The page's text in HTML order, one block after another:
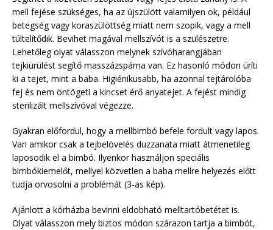
mell fejése szükséges, ha az újszülött valamilyen ok, például
betegség vagy koraszülöttség miatt nem szopik, vagy a mell
túltelítődik. Bevihet magával mellszívót is a szülészetre.
Lehetőleg olyat válasszon melynek szívóharangjában
tejkiürülést segítő masszázspárna van. Ez hasonló módon üríti
ki a tejet, mint a baba. Higiénikusabb, ha azonnal tejtárolóba
fej és nem öntögeti a kincset érő anyatejet. A fejést mindig
sterilizált mellszívóval végezze.
Gyakran előfordul, hogy a mellbimbó befele fordult vagy lapos.
Van amikor csak a tejbelövelés duzzanata miatt átmenetileg
laposodik el a bimbó. Ilyenkor használjon speciális
bimbókiemelőt, mellyel közvetlen a baba mellre helyezés előtt
tudja orvosolni a problémát (3-as kép).
Ajánlott a kórházba bevinni eldobható melltartóbetétet is.
Olyat válasszon mely biztos módon szárazon tartja a bimbót,